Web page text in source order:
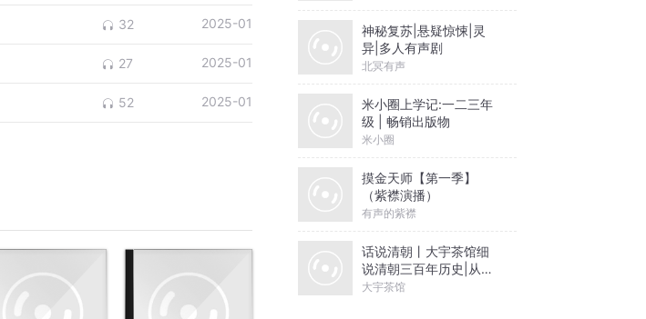
32 2025-01
27 2025-01
52 2025-01
神秘复苏|悬疑惊悚|灵
异|多人有声剧
北冥有声
米小圈上学记:一二三年
级 | 畅销出版物
米小圈
摸金天师【第一季】
（紫襟演播）
有声的紫襟
话说清朝丨大宇茶馆细
说清朝三百年历史|从努
尔哈赤到末代皇帝溥仪|
大宇茶馆